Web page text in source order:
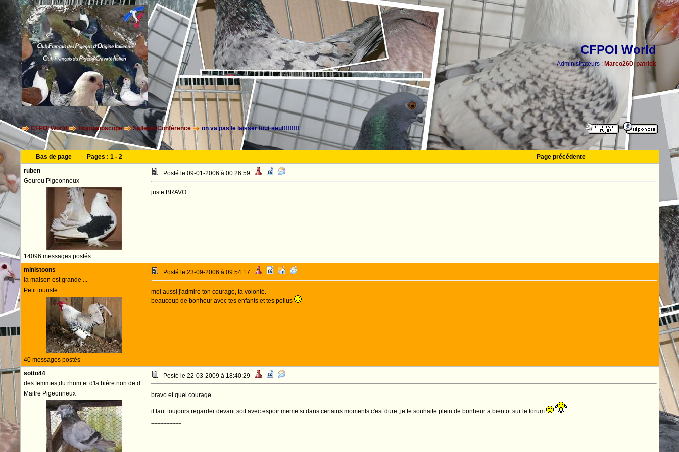
CFPOI World
Administrateurs : Marco260, patrick
CFPOI World Trombinoscope Salle de Conférence on va pas le laisser tout seul!!!!!!!!
Bas de page Pages : 1- 2
Page précédente
ruben
Gourou Pigeonneux
14096 messages postés
Posté le 09-01-2006 à 00:26:59
juste BRAVO
ministoons
la maison est grande ...
Petit touriste
40 messages postés
Posté le 23-09-2006 à 09:54:17
moi aussi j'admire ton courage, ta volonté.
beaucoup de bonheur avec tes enfants et tes poilus
sotto44
des femmes,du rhum et d'la bière non de d..
Maitre Pigeonneux
Posté le 22-03-2009 à 18:40:29
bravo et quel courage
il faut toujours regarder devant soit avec espoir meme si dans certains moments c'est dure ,je te souhaite plein de bonheur a bientot sur le forum
--------------------